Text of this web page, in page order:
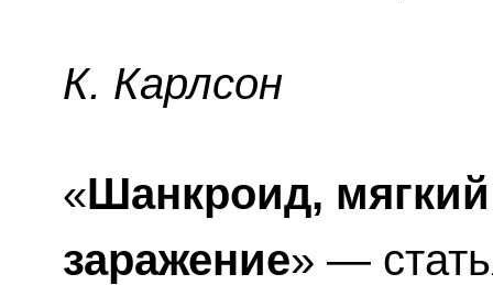
К. Карлсон
«Шанкроид,
заражение» —